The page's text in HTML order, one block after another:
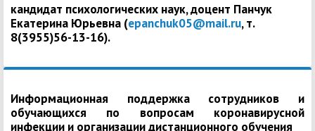
кандидат психологических наук, доцент Панчук
Екатерина Юрьевна (epanchuk05@mail.ru, т.
8(3955)56-13-16).
Информационная поддержка сотрудников и
обучающихся по вопросам коронавирусной
инфекции и организации дистанционного обучения